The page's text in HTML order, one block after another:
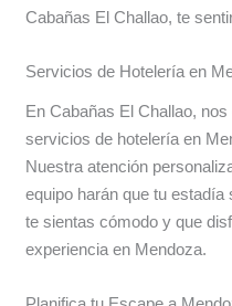
Cabañas El Challao, te
Servicios de Hotelería en
En Cabañas El Challao,
servicios de hotelería en
Nuestra atención
equipo harán que tu
te sientas cómodo y que
experiencia en Mendoza.